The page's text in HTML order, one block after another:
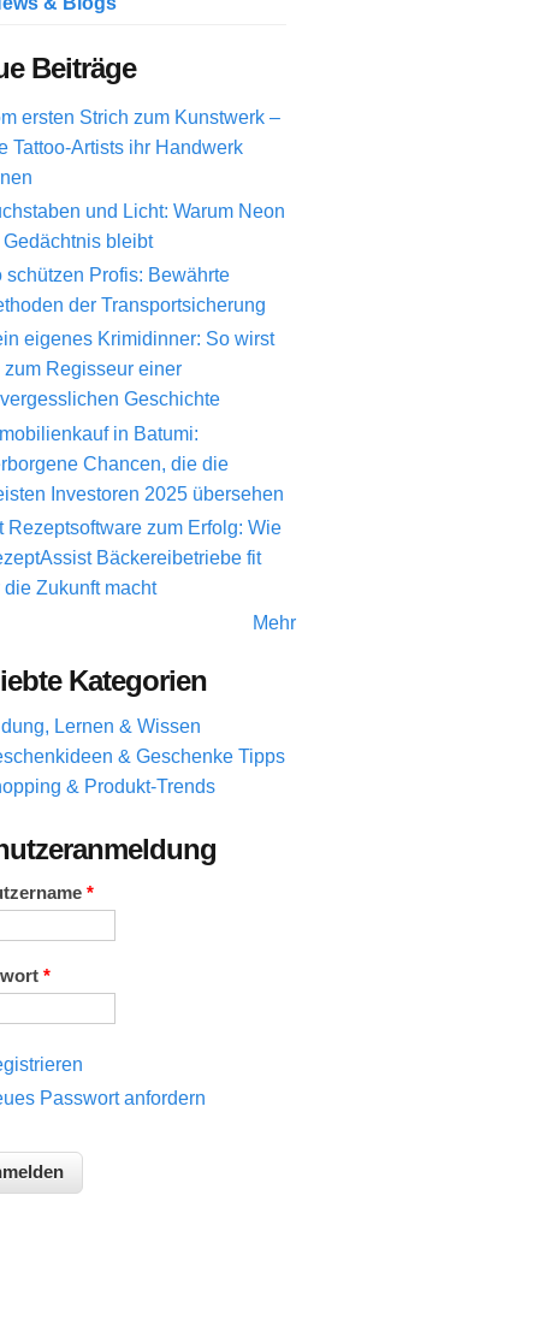
Beiträge
ersten Strich zum Kunstwerk –
Tattoo-Artists ihr Handwerk
und Licht: Warum Neon
Gedächtnis bleibt
schützen Profis: Bewährte
der Transportsicherung
eigenes Krimidinner: So wirst
zum Regisseur einer
Geschichte
in Batumi:
Chancen, die die
Investoren 2025 übersehen
Rezeptsoftware zum Erfolg: Wie
Bäckereibetriebe fit
die Zukunft macht
Mehr
Kategorien
Lernen & Wissen
& Geschenke Tipps
& Produkt-Trends
*
*
Passwort anfordern